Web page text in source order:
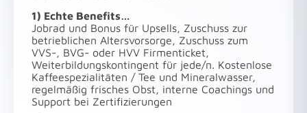
1) Echte Benefits…
Jobrad und Bonus für Upsells, Zuschuss zur
betrieblichen Altersvorsorge, Zuschuss zum
VVS-, BVG- oder HVV Firmenticket,
Weiterbildungskontingent für jede/n. Kostenlose
Kaffeespezialitäten / Tee und Mineralwasser,
regelmäßig frisches Obst, interne Coachings und
Support bei Zertifizierungen